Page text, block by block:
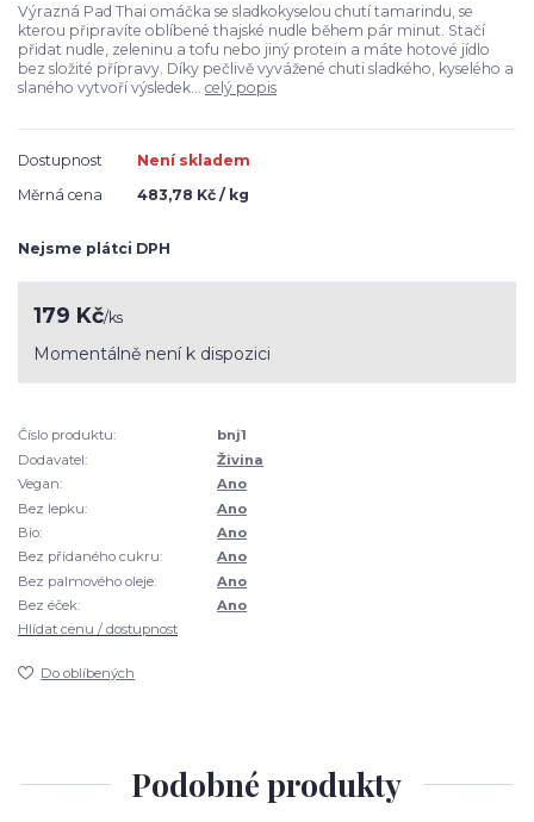
Výrazná Pad Thai omáčka se sladkokyselou chutí tamarindu, se
kterou připravíte oblíbené thajské nudle během pár minut. Stačí
přidat nudle, zeleninu a tofu nebo jiný protein a máte hotové jídlo
bez složité přípravy. Díky pečlivě vyvážené chuti sladkého, kyselého a
slaného vytvoří výsledek... celý popis
Dostupnost
Není skladem
Měrná cena
483,78 Kč / kg
Nejsme plátci DPH
179 Kč/ks
Momentálně není k dispozici
Číslo produktu:
bnj1
Dodavatel:
Živina
Vegan:
Ano
Bez lepku:
Ano
Bio:
Ano
Bez přidaného cukru:
Ano
Bez palmového oleje:
Ano
Bez éček:
Ano
Hlídat cenu / dostupnost
Do oblíbených
Podobné produkty